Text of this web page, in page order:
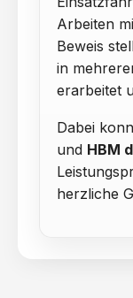
Arbeiten
Beweis
in
erarbeitet
Dabei
und HBM
herzliche